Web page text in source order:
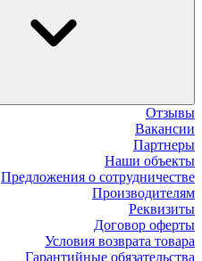
Отзывы
Вакансии
Партнеры
Наши объекты
Предложения о сотрудничестве
Производителям
Реквизиты
Договор оферты
Условия возврата товара
Гарантийные обязательства